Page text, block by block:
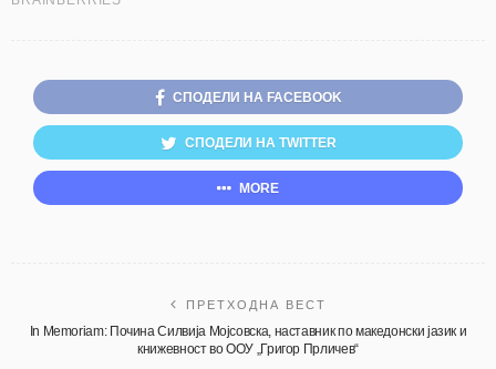
СПОДЕЛИ НА FACEBOOK
СПОДЕЛИ НА TWITTER
MORE
ПРЕТХОДНА ВЕСТ
In Memoriam: Почина Силвија Мојсовска, наставник по македонски јазик и
книжевност во OОУ „Григор Прличев“